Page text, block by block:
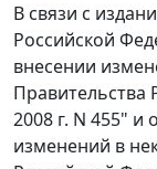
В связи с
Российской
внесении
Правительства
2008 г. N 455" и
изменений в